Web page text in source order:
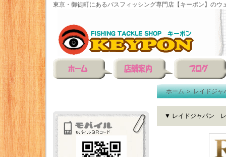
東京・御徒町にあるバスフィッシング専門店【キーポン】のウ
ホーム＞レイドジャ
▼ レイドジャパン